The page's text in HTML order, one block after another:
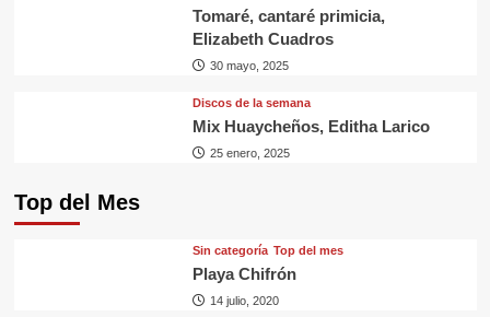
Tomaré, cantaré primicia,
Elizabeth Cuadros
30 mayo, 2025
Discos de la semana
Mix Huaycheños, Editha Larico
25 enero, 2025
Top del Mes
Sin categorí­a Top del mes
Playa Chifrón
14 julio, 2020